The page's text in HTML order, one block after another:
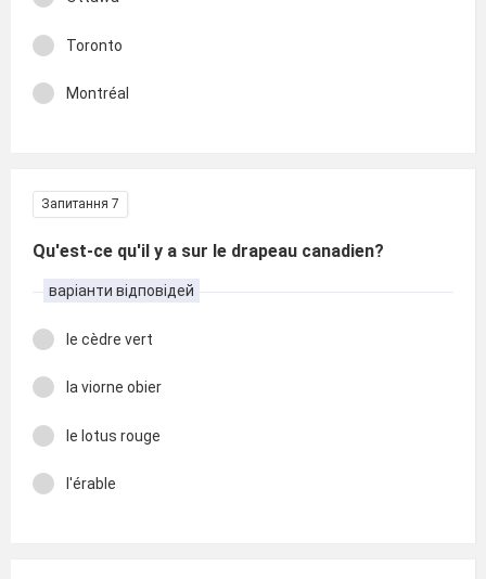
Toronto
Montréal
Запитання 7
Qu'est-ce qu'il y a sur le drapeau canadien?
варіанти відповідей
le cèdre vert
la viorne obier
le lotus rouge
l'érable